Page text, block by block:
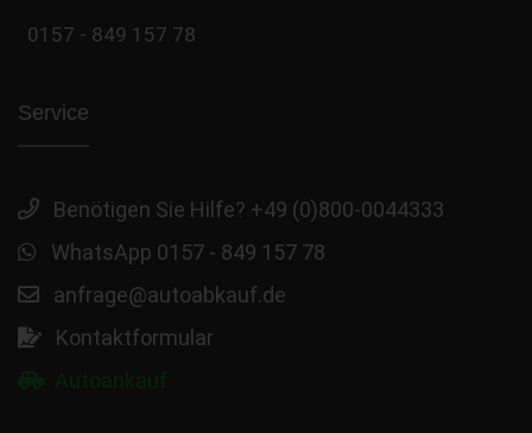
0157 - 849 157 78
Service
Benötigen Sie Hilfe? +49 (0)800-0044333
WhatsApp 0157 - 849 157 78
anfrage@autoabkauf.de
Kontaktformular